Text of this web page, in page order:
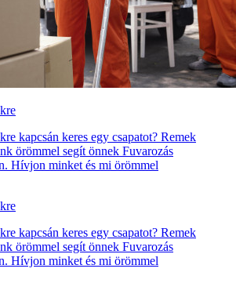
kapcsán keres egy csapatot? Remek
örömmel segít önnek Fuvarozás
Hívjon minket és mi örömmel
kapcsán keres egy csapatot? Remek
örömmel segít önnek Fuvarozás
Hívjon minket és mi örömmel